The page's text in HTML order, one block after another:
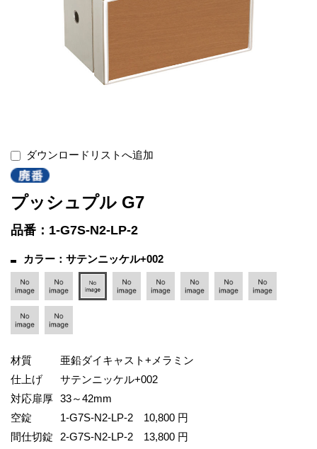
ダウンロードリストへ追加
プッシュプル G7
品番：1-G7S-N2-LP-2
カラー：サテンニッケル+002
材質
亜鉛ダイキャスト+メラミン
仕上げ
サテンニッケル+002
対応扉厚 33～42mm
空錠
1-G7S-N2-LP-2
10,800 円
間仕切錠
2-G7S-N2-LP-2
13,800 円